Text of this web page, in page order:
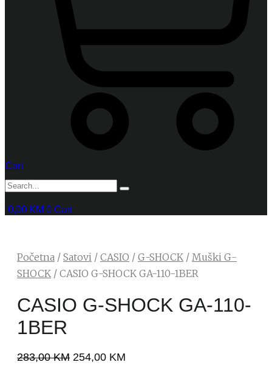
Cart
0,00 KM 0 Cart
Početna / Satovi / CASIO / G-SHOCK / Muški G-
SHOCK / CASIO G-SHOCK GA-110-1BER
CASIO G-SHOCK GA-110-
1BER
283,00KM 254,00 KM